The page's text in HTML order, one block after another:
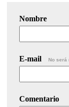
Nombre
E-mail No será
Comentario